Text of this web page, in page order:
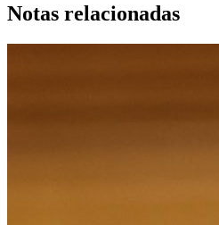
Notas relacionadas